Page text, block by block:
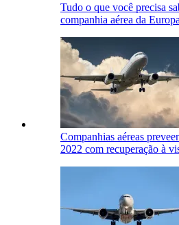
Tudo o que você precisa
companhia aérea da Europa
Companhias aéreas
2022 com recuperação à